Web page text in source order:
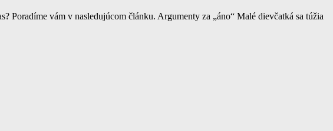
Poradíme vám v nasledujúcom článku. Argumenty za „áno“ Malé dievčatká sa túžia